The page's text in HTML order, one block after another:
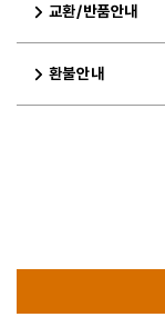
교환/반품안내
환불안내